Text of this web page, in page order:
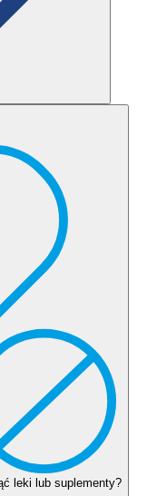
krwi jest brak
jest mocno
Należy dbać o
przed badaniem,
pobrania
zaleca się podanie – w
niegazowanej
leki lub suplementy?